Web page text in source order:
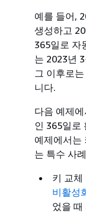
예를 들어,
생성하고
365일로 자
는 2023년
그 이후로
니다.
다음 예제
인 365일로
예제에서는
는 특수 사
키 교체
비활성
었을 때